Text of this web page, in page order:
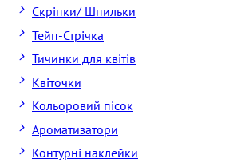
Скріпки/ Шпильки
Тейп-Стрічка
Тичинки для квітів
Квіточки
Кольоровий пісок
Ароматизатори
Контурні наклейки